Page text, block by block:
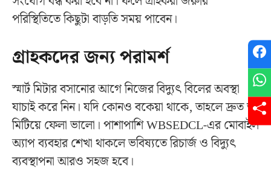
পরিস্থিতিতে কিছুটা বাড়তি সময় পাবেন।
গ্রাহকদের জন্য পরামর্শ
স্মার্ট মিটার বসানোর আগে নিজের বিদ্যুৎ বিলের অবস্থা
যাচাই করে নিন। যদি কোনও বকেয়া থাকে, তাহলে দ্রুত তা
মিটিয়ে ফেলা ভালো। পাশাপাশি WBSEDCL-এর মোবাইল
অ্যাপ ব্যবহার শেখা থাকলে ভবিষ্যতে রিচার্জ ও বিদ্যুৎ
ব্যবস্থাপনা আরও সহজ হবে।